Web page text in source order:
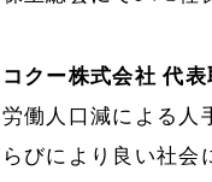
コクー株式会社 代
労働人口減による人
らびにより良い社会